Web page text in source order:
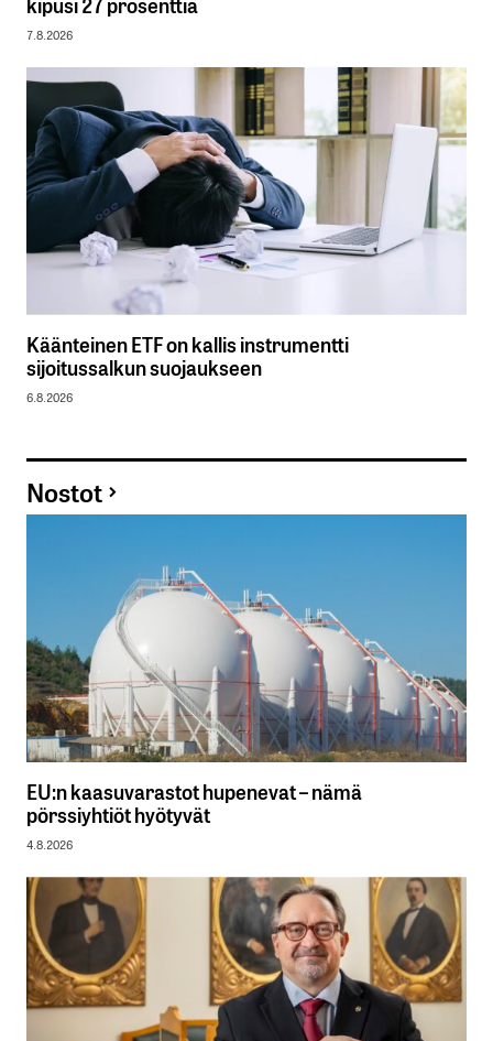
7.8.2026
Käänteinen ETF on kallis instrumentti
sijoitussalkun suojaukseen
6.8.2026
Nostot
EU:n kaasuvarastot hupenevat – nämä
pörssiyhtiöt hyötyvät
4.8.2026